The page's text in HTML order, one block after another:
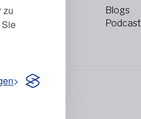
zu
Blogs